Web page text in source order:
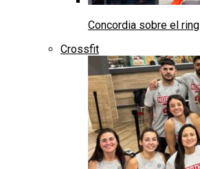
Concordia sobre el ring
Crossfit